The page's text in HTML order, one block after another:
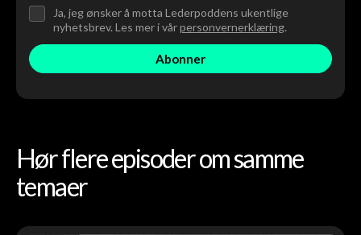
Ja, jeg ønsker å motta Lederpoddens ukentlige
nyhetsbrev. Les mer i vårpersonvernerklæring.
Hør flere episoder om samme
temaer